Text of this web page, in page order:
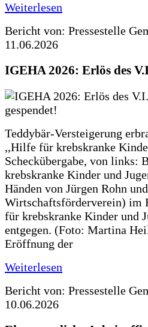
Weiterlesen
Bericht von: Pressestelle
11.06.2026
IGEHA 2026: Erlös des
Teddybär-Versteigerung
,,Hilfe für krebskranke
Scheckübergabe, von links:
krebskranke Kinder und
Händen von Jürgen Rohn
Wirtschaftsförderverein) im
für krebskranke Kinder und
entgegen. (Foto: Martina
Eröffnung der
Weiterlesen
Bericht von: Pressestelle
10.06.2026